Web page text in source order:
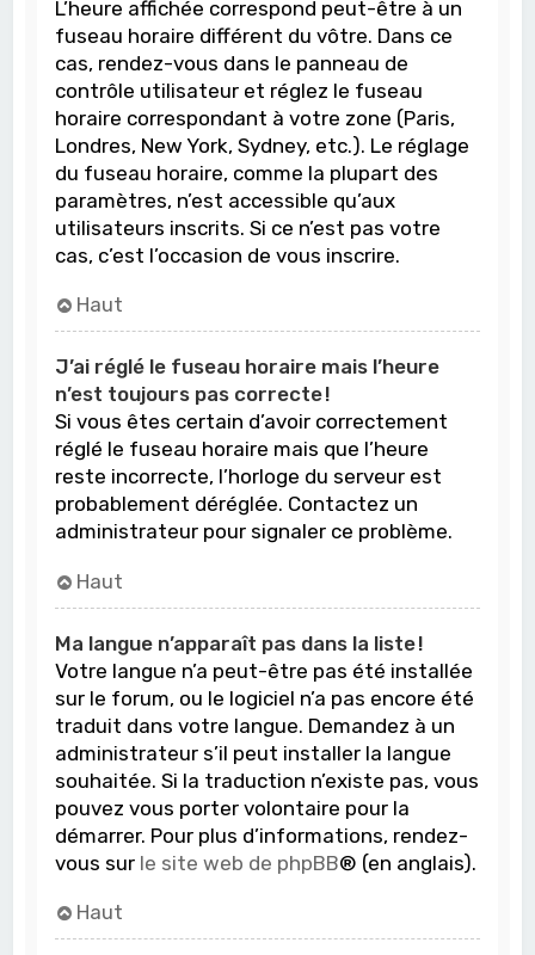
L’heure affichée correspond peut-être à un
fuseau horaire différent du vôtre. Dans ce
cas, rendez-vous dans le panneau de
contrôle utilisateur et réglez le fuseau
horaire correspondant à votre zone (Paris,
Londres, New York, Sydney, etc.). Le réglage
du fuseau horaire, comme la plupart des
paramètres, n’est accessible qu’aux
utilisateurs inscrits. Si ce n’est pas votre
cas, c’est l’occasion de vous inscrire.
Haut
J’ai réglé le fuseau horaire mais l’heure
n’est toujours pas correcte !
Si vous êtes certain d’avoir correctement
réglé le fuseau horaire mais que l’heure
reste incorrecte, l’horloge du serveur est
probablement déréglée. Contactez un
administrateur pour signaler ce problème.
Haut
Ma langue n’apparaît pas dans la liste !
Votre langue n’a peut-être pas été installée
sur le forum, ou le logiciel n’a pas encore été
traduit dans votre langue. Demandez à un
administrateur s’il peut installer la langue
souhaitée. Si la traduction n’existe pas, vous
pouvez vous porter volontaire pour la
démarrer. Pour plus d’informations, rendez-
vous sur le site web de phpBB® (en anglais).
Haut